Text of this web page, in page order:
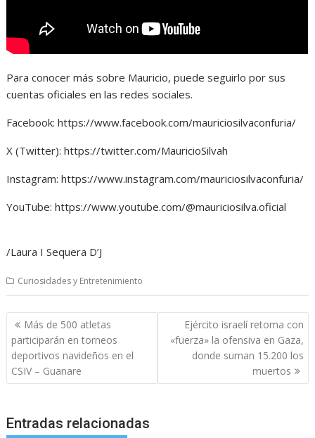
Para conocer más sobre Mauricio, puede seguirlo por sus
cuentas oficiales en las redes sociales.
Facebook: https://www.facebook.com/mauriciosilvaconfuria/
X (Twitter): https://twitter.com/MauricioSilvah
Instagram: https://www.instagram.com/mauriciosilvaconfuria/
YouTube: https://www.youtube.com/@mauriciosilva.oficial
/Laura I Sequera D’J
Curiosidades y Entretenimiento
Navegación
de
entradas
Más de 500 atletas
participarán en torneos
deportivos navideños en el
CSIV – Guanare
Ejército israelí retoma con
«fuerza» la ofensiva en Gaza,
donde suman 15.200 los
muertos
Entradas relacionadas